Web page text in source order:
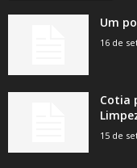
Um
16 de
Cotia
15 de